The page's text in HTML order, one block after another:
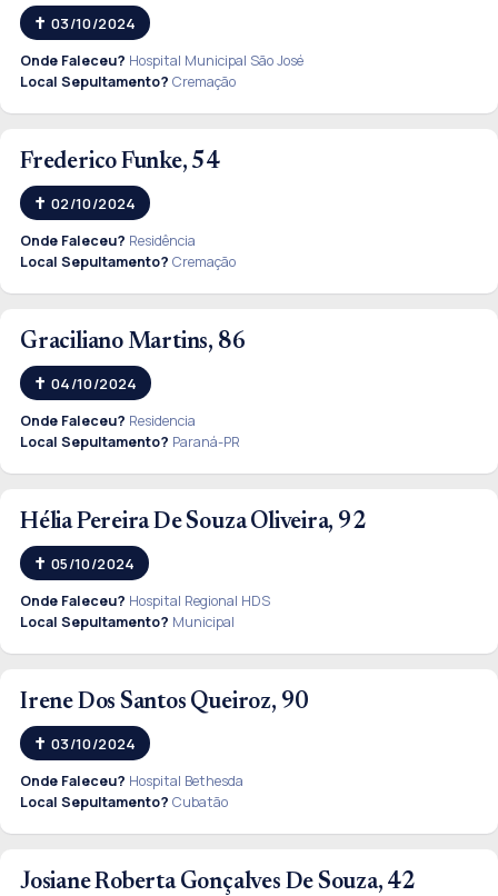
03/10/2024
Onde Faleceu? Hospital Municipal São José
Local Sepultamento? Cremação
Frederico Funke, 54
02/10/2024
Onde Faleceu? Residência
Local Sepultamento? Cremação
Graciliano Martins, 86
04/10/2024
Onde Faleceu? Residencia
Local Sepultamento? Paraná-PR
Hélia Pereira De Souza Oliveira, 92
05/10/2024
Onde Faleceu? Hospital Regional HDS
Local Sepultamento? Municipal
Irene Dos Santos Queiroz, 90
03/10/2024
Onde Faleceu? Hospital Bethesda
Local Sepultamento? Cubatão
Josiane Roberta Gonçalves De Souza, 42